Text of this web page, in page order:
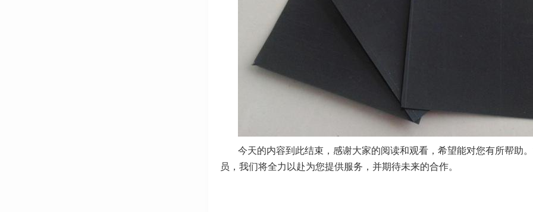
今天的内容到此结束，感谢大家的阅读和观看，希望能对您有所帮助
员，我们将全力以赴为您提供服务，并期待未来的合作。